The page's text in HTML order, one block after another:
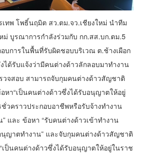
ทพ โพธิ์นฤมิต สว.ตม.จว.เชียงใหม่ นำทีม
ม่ บูรณาการกำลังร่วมกับ กก.สส.บก.ตม.5
บการในพื้นที่รับผิดชอบบริเวณ ต.ช้างเผือก
งได้รับแจ้งว่ามีคนต่างด้าวลักลอบมาทำงาน
วจสอบ สามารถจับกุมคนต่างด้าวสัญชาติ
หา“เป็นคนต่างด้าวซึ่งได้รับอนุญาตให้อยู่
วคราวประกอบอาชีพหรือรับจ้างทำงาน
และ ข้อหา “รับคนต่างด้าวเข้าทำงาน
ญาตทำงาน” และจับกุมคนต่างด้าวสัญชาติ
เป็นคนต่างด้าวซึ่งได้รับอนุญาตให้อยู่ในราช